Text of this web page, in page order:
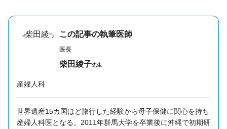
この記事の執筆医師
医長
柴田綾子先生
産婦人科
世界遺産15カ国ほど旅行した経験から母子保健に関心を持ち
産婦人科医となる。 2011年群馬大学を卒業後に沖縄で初期研